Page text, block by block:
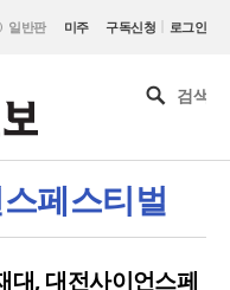
일반판 미주 구독신청 | 로그인
페스티벌
대, 대전사이언스페